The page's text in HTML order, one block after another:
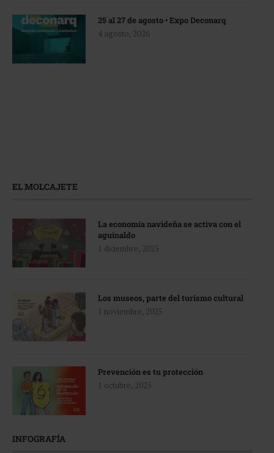
25 al 27 de agosto • Expo Deconarq
4 agosto, 2026
EL MOLCAJETE
La economía navideña se activa con el
aguinaldo
1 diciembre, 2025
Los museos, parte del turismo cultural
1 noviembre, 2025
Prevención es tu protección
1 octubre, 2025
INFOGRAFÍA